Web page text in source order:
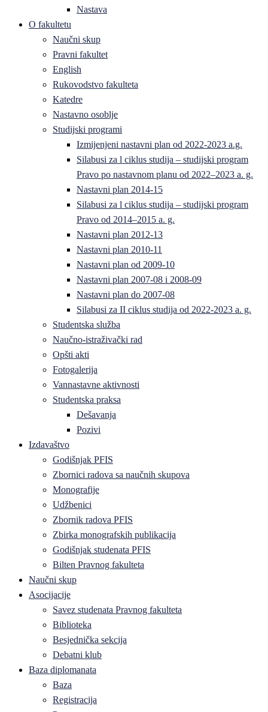
Nastava
O fakultetu
Naučni skup
Pravni fakultet
English
Rukovodstvo fakulteta
Katedre
Nastavno osoblje
Studijski programi
Izmijenjeni nastavni plan od 2022-2023 a.g.
Silabusi za l ciklus studija – studijski program
Pravo po nastavnom planu od 2022–2023 a. g.
Nastavni plan 2014-15
Silabusi za l ciklus studija – studijski program
Pravo od 2014–2015 a. g.
Nastavni plan 2012-13
Nastavni plan 2010-11
Nastavni plan od 2009-10
Nastavni plan 2007-08 i 2008-09
Nastavni plan do 2007-08
Silabusi za II ciklus studija od 2022-2023 a. g.
Studentska služba
Naučno-istraživački rad
Opšti akti
Fotogalerija
Vannastavne aktivnosti
Studentska praksa
Dešavanja
Pozivi
Izdavaštvo
Godišnjak PFIS
Zbornici radova sa naučnih skupova
Monografije
Udžbenici
Zbornik radova PFIS
Zbirka monografskih publikacija
Godišnjak studenata PFIS
Bilten Pravnog fakulteta
Naučni skup
Asocijacije
Savez studenata Pravnog fakulteta
Biblioteka
Besjednička sekcija
Debatni klub
Baza diplomanata
Baza
Registracija